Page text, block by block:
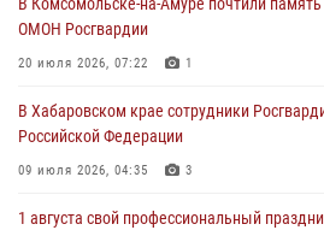
За прошедшую неделю в Хабаровском
свыше 120 проверок условий хранения
ОМОН Росгвардии
20 июля 2026, 07:22 1
В Хабаровском крае сотрудники
Российской Федерации
09 июля 2026, 04:35 3
1 августа свой профессиональный